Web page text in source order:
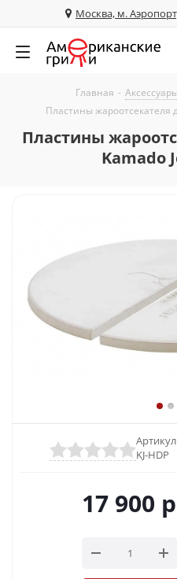
Москва, м.
Главная - Аксессуары
Пластины жароотсекателя
Пластины
Kamado
KJ-HDP
17 900